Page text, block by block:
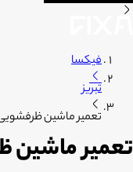
فیکسا
تبریز
تعمیر ماشین
تعمیر ماشین